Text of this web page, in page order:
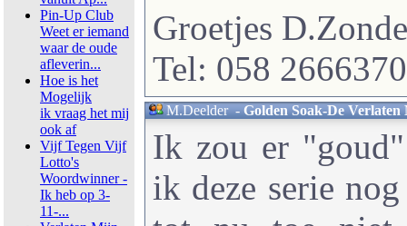
Pin-Up Club
Weet er iemand
waar de oude
afleverin...
Hoe is het
Mogelijk
ik vraag het mij
ook af
Vijf Tegen Vijf
Lotto's
Woordwinner -
Ik heb op 3-
11-...
Groetjes
Tel: 058 2666370
M.Deelder-Golden Soak-De
Ik zou er
ik deze serie